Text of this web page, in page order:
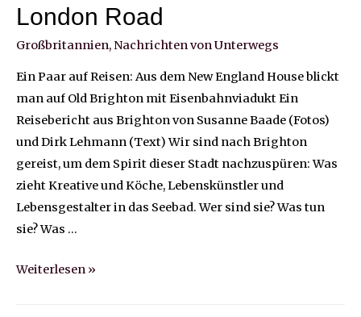
London Road
Großbritannien,Nachrichten von Unterwegs
Ein Paar auf Reisen: Aus dem New England House blickt
man auf Old Brighton mit Eisenbahnviadukt Ein
Reisebericht aus Brighton von Susanne Baade (Fotos)
und Dirk Lehmann (Text) Wir sind nach Brighton
gereist, um dem Spirit dieser Stadt nachzuspüren: Was
zieht Kreative und Köche, Lebenskünstler und
Lebensgestalter in das Seebad. Wer sind sie? Was tun
sie? Was …
Großbritannien:
Weiterlesen »